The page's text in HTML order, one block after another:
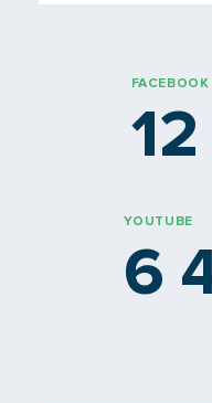
FACEBOOK
YOUTUBE
6